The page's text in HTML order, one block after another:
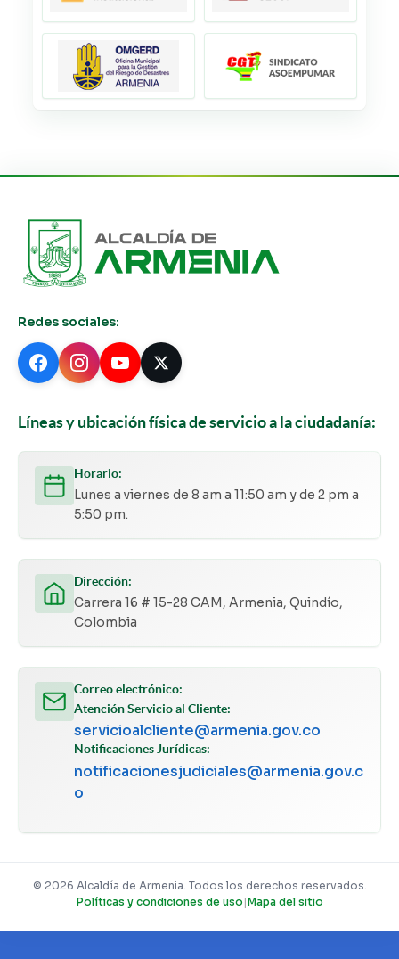
Redes sociales:
Líneas y ubicación física de servicio a la ciudadanía:
Horario:
Lunes a viernes de 8 am a 11:50 am y de 2 pm a
5:50 pm.
Dirección:
Carrera 16 # 15-28 CAM, Armenia, Quindío,
Colombia
Correo electrónico:
Atención Servicio al Cliente:
servicioalcliente@armenia.gov.co
Notificaciones Jurídicas:
notificacionesjudiciales@armenia.gov.c
o
© 2026 Alcaldía de Armenia. Todos los derechos reservados.
Políticas y condiciones de uso |Mapa del sitio